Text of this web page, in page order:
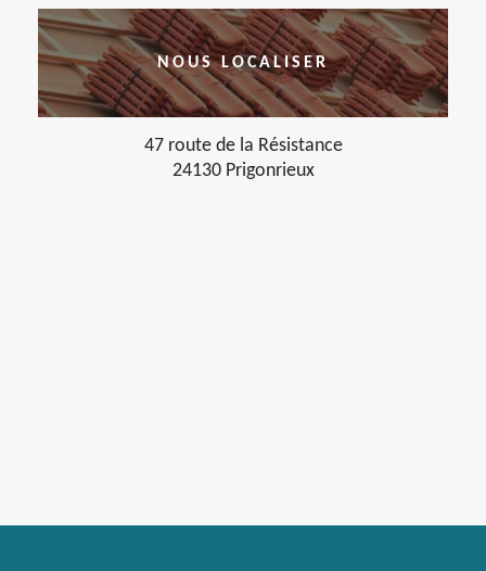
NOUS LOCALISER
47 route de la Résistance
24130 Prigonrieux